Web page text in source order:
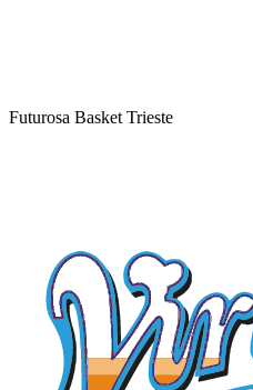
Futurosa Basket Trieste